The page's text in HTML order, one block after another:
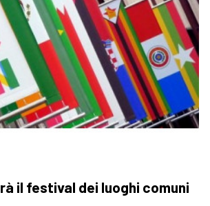
il festival dei luoghi comuni